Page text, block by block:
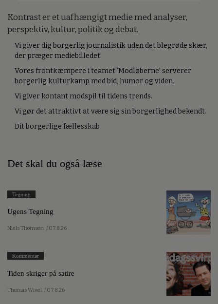
Kontrast er et uafhængigt medie med analyser,
perspektiv, kultur, politik og debat.
Vi giver dig borgerlig journalistik uden det blegrøde skær,
der præger mediebilledet.
Vores frontkæmpere i teamet ’Modløberne’ serverer
borgerlig kulturkamp med bid, humor og viden.
Vi giver kontant modspil til tidens trends.
Vi gør det attraktivt at være sig sin borgerlighed bekendt.
Dit borgerlige fællesskab
Det skal du også læse
Tegning
Ugens Tegning
Niels Thomsen / 07.8.26
Kommentar
Tiden skriger på satire
Thomas Wivel / 07.8.26